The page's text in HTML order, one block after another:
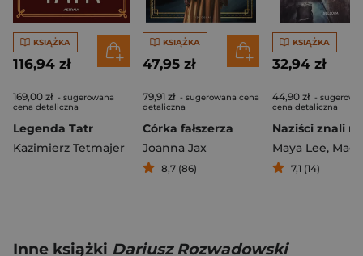
KSIĄŻKA
116,94 zł
169,00 zł - sugerowana
cena detaliczna
Legenda Tatr
Kazimierz Tetmajer
KSIĄŻKA
47,95 zł
79,91 zł - sugerowana cena
detaliczna
Córka fałszerza
Joanna Jax
8,7 (86)
KSIĄŻKA
32,94 zł
44,90 zł -
cena detaliczna
Maya Lee, Magda
7,1 (14)
Inne książki Dariusz Rozwadowski